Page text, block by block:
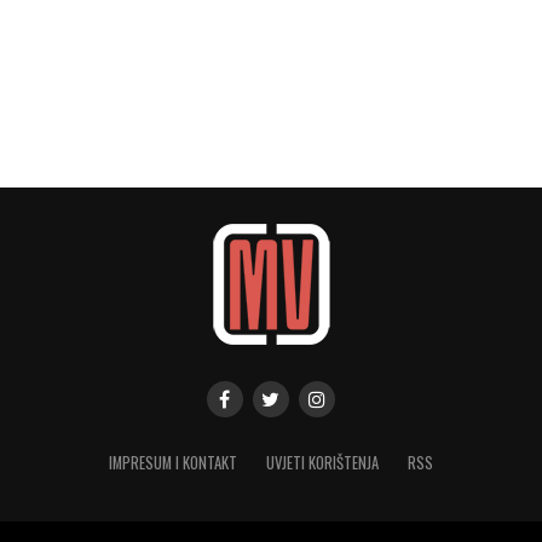
IMPRESUM I KONTAKT UVJETI KORIŠTENJA RSS